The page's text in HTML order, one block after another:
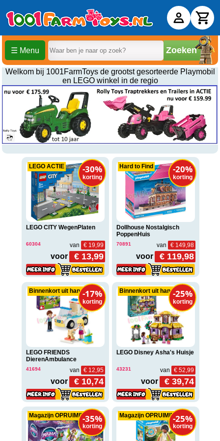
☰ Menu Zoeken
Welkom bij 1001FarmToys de grootst gesorteerde Playmobil
en LEGO winkel in de regio
LEGO ACTIE -30%
korting
LEGO CITY WegenPlaten
€ 19,99
van
€ 13,99
voor
60304
Hard to Find -20%
korting
Dollhouse Nostalgisch
PoppenHuis
€ 149,98
van
€ 119,98
voor
70891
Binnenkort uit handel-17%
korting
LEGO FRIENDS
DierenAmbulance
€ 12,95
van
€ 10,74
voor
41694
Binnenkort uit handel-25%
korting
LEGO Disney Asha's Huisje
€ 52,99
van
€ 39,74
voor
43231
Magazijn OPRUIMING-35%
korting
Magazijn OPRUIMING-25%
korting